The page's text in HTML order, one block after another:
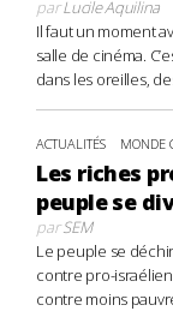
parLucile Aquilina
Il faut un moment
salle de cinéma.
dans les oreilles,
ACTUALITÉS MONDE
Les riches
peuple se
parSEM
Le peuple se
contre pro-
contre moins